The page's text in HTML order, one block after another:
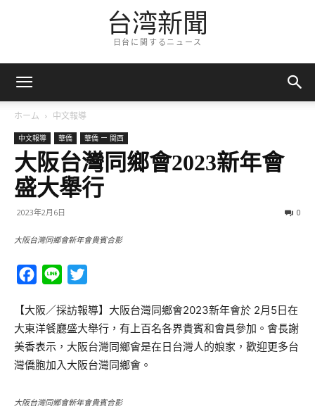
台湾新聞
日台に関するニュース
ホーム 中文報導
中文報導 華僑 華僑 ー 関西
大阪台灣同鄉會2023新年會
盛大舉行
2023年2月6日 0
大阪台灣同鄉會新年會貴賓合影
Facebook
Line
【大阪／採訪報導】大阪台灣同鄉會2023新年會於 2月5日在
大東洋餐廳盛大舉行，有上百名各界貴賓和會員參加。會長謝
美香表示，大阪台灣同鄉會是在日台灣人的娘家，歡迎更多台
灣僑胞加入大阪台灣同鄉會。
大阪台灣同鄉會新年會貴賓合影